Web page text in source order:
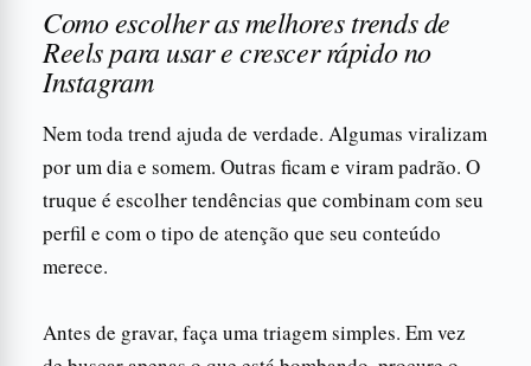
Como escolher as melhores trends de
Reels para usar e crescer rápido no
Instagram
Nem toda trend ajuda de verdade. Algumas viralizam
por um dia e somem. Outras ficam e viram padrão. O
truque é escolher tendências que combinam com seu
perfil e com o tipo de atenção que seu conteúdo
merece.
Antes de gravar, faça uma triagem simples. Em vez